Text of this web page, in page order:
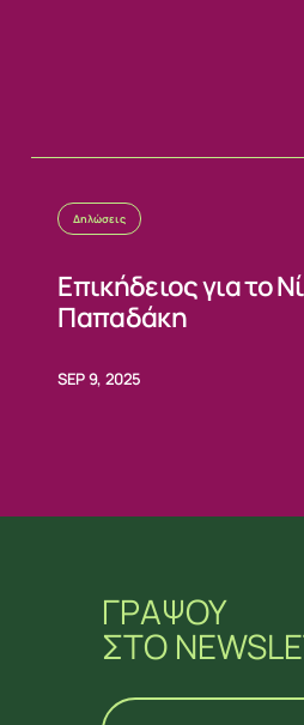
Δηλώσεις
Επικήδειος για το
Παπαδάκη
SEP 9, 2025
ΓΡΑΨΟΥ
ΣΤΟ